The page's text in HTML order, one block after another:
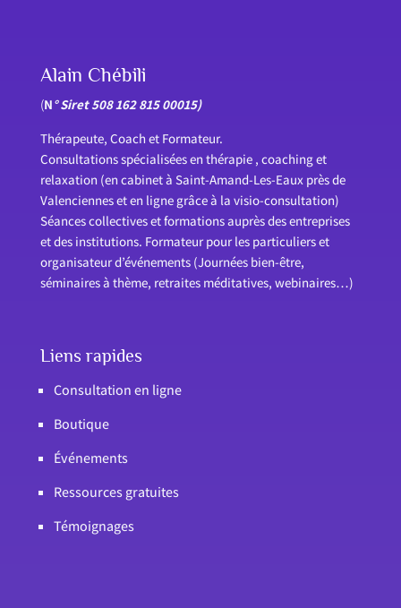
Alain Chébili
(N° Siret 508 162 815 00015)
Thérapeute, Coach et Formateur.
Consultations spécialisées en thérapie , coaching et
relaxation (en cabinet à Saint-Amand-Les-Eaux près de
Valenciennes et en ligne grâce à la visio-consultation)
Séances collectives et formations auprès des entreprises
et des institutions. Formateur pour les particuliers et
organisateur d’événements (Journées bien-être,
séminaires à thème, retraites méditatives, webinaires…)
Liens rapides
Consultation en ligne
Boutique
Événements
Ressources gratuites
Témoignages